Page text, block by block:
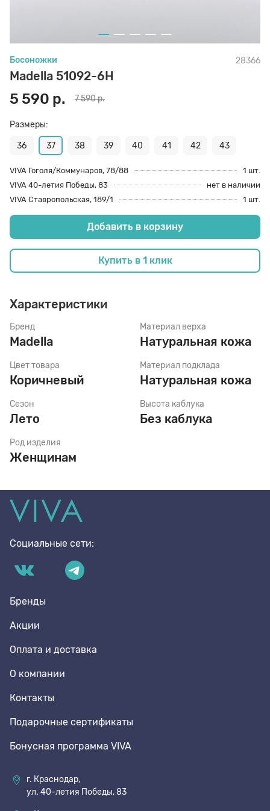
Босоножки 28366
Madella 51092-6H
5 590 р. 7 590 р.
Размеры:
36 37 38 39 40 41 42 43
VIVA Гоголя/Коммунаров, 78/88
1 шт.
VIVA 40-летия Победы, 83
нет в наличии
VIVA Ставропольская, 189/1
1 шт.
Добавить в корзину
Купить в 1 клик
Характеристики
Бренд
Madella
Цвет товара
Коричневый
Сезон
Лето
Род изделия
Женщинам
Материал верха
Натуральная кожа
Материал подклада
Натуральная кожа
Высота каблука
Без каблука
Социальные сети:
Бренды
Акции
Оплата и доставка
О компании
Контакты
Подарочные сертификаты
Бонусная программа VIVA
г. Краснодар,
ул. 40-летия Победы, 83
8 den
Полустельки
Пропитка
Пяткоудерживатели
Растяжитель и Очиститель
Салфетки
Стельки